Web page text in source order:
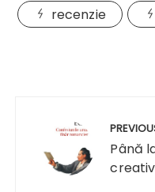
recenzie
articole
Până